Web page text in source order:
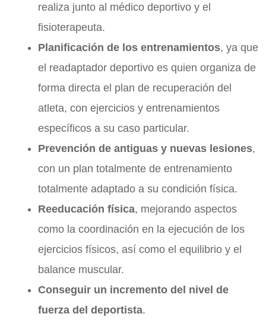
realiza junto al médico deportivo y el
fisioterapeuta.
Planificación de los entrenamientos, ya que
el readaptador deportivo es quien organiza de
forma directa el plan de recuperación del
atleta, con ejercicios y entrenamientos
específicos a su caso particular.
Prevención de antiguas y nuevas lesiones,
con un plan totalmente de entrenamiento
totalmente adaptado a su condición física.
Reeducación física, mejorando aspectos
como la coordinación en la ejecución de los
ejercicios físicos, así como el equilibrio y el
balance muscular.
Conseguir un incremento del nivel de
fuerza del deportista.